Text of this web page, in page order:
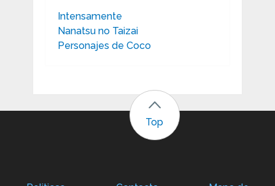
Intensamente
Nanatsu no Taizai
Personajes de Coco
Top